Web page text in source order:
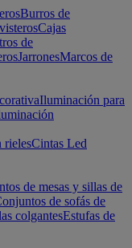
Burros de
Cajas
de
JarronesMarcos de
Iluminación para
rielesCintas Led
de mesas y sillas de
de sofás de
colgantesEstufas de